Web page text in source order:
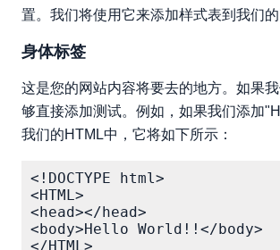
置。我们将使用它来添加样式表到我们
身体标签
这是您的网站内容将要去的地方。如果
够直接添加测试。例如，如果我们添加
我们的HTML中，它将如下所示：
<!DOCTYPE html>
<HTML>
<head></head>
<body>Hello World!!</body>